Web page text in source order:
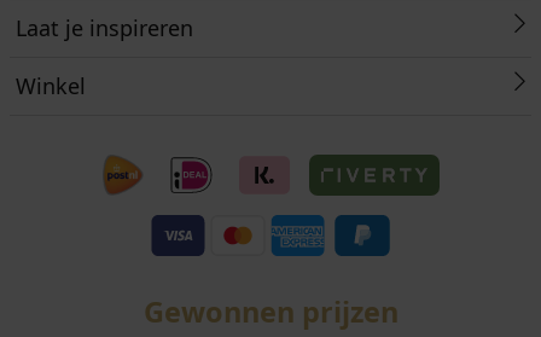
Laat je inspireren
Winkel
Gewonnen prijzen